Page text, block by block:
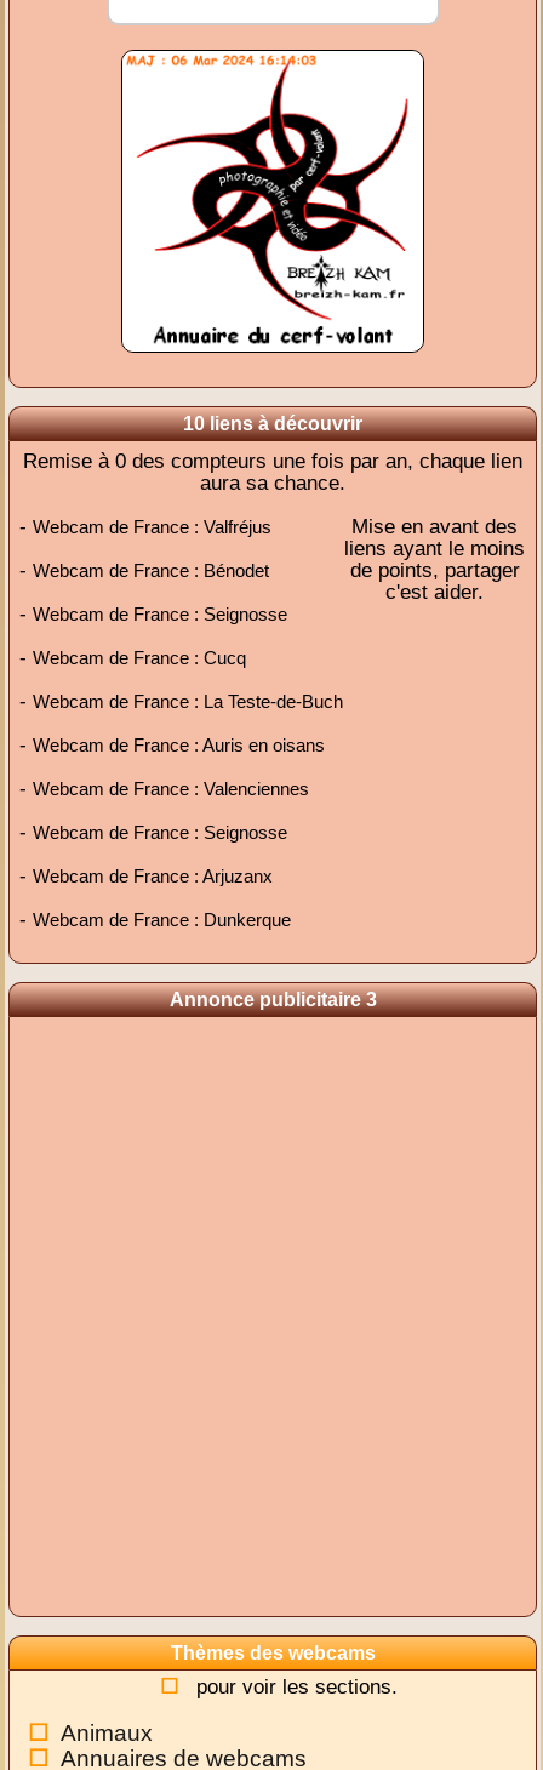
10 liens à découvrir
Remise à 0 des compteurs une fois par an, chaque lien
aura sa chance.
-Webcam de France : Valfréjus
-Webcam de France : Bénodet
-Webcam de France : Seignosse
-Webcam de France : Cucq
-Webcam de France : La Teste-de-Buch
-Webcam de France : Auris en oisans
-Webcam de France : Valenciennes
-Webcam de France : Seignosse
-Webcam de France : Arjuzanx
-Webcam de France : Dunkerque
Mise en avant des
liens ayant le moins
de points, partager
c'est aider.
Annonce publicitaire 3
Thèmes des webcams
pour voir les sections.
Animaux
Annuaires de webcams